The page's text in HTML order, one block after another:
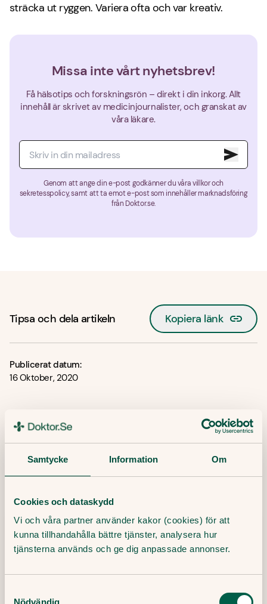
Samtycke Information Om
Cookies och dataskydd
Vi och våra partner använder kakor (cookies) för att
kunna tillhandahålla bättre tjänster, analysera hur
tjänsterna används och ge dig anpassade annonser.
Nödvändig
sträcka ut ryggen. Variera ofta och var kreativ.
Missa inte vårt nyhetsbrev!
Få hälsotips och forskningsrön – direkt i din inkorg. Allt
innehåll är skrivet av medicinjournalister, och granskat av
våra läkare.
Genom att ange din e-post godkänner du våra villkor och
sekretesspolicy, samt att ta emot e-post som innehåller marknadsföring
från Doktor.se.
Tipsa och dela artikeln Kopiera länk
Publicerat datum:
16 Oktober, 2020
Senaste artiklar
Här finner du våra artiklar där vi skriver om det
senaste inom sjukvård, hälsa och medicin.